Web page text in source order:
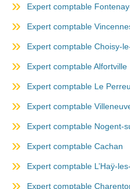
Expert comptable
Expert comptable
Expert comptable Choisy-
Expert comptable Alfortville
Expert comptable Le
Expert comptable
Expert comptable Nogent-
Expert comptable Cachan
Expert comptable L’Haÿ-
Expert comptable